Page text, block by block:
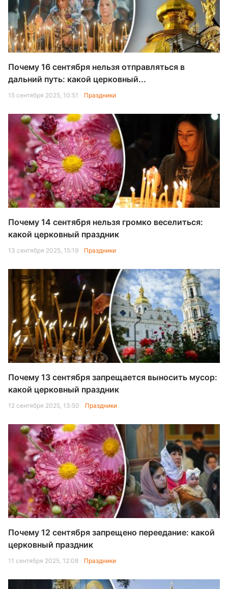
Почему 16 сентября нельзя отправляться в
дальний путь: какой церковный...
15 сентября 2025, 10:51 Праздники
Почему 14 сентября нельзя громко веселиться:
какой церковный праздник
13 сентября 2025, 15:19 Праздники
Почему 13 сентября запрещается выносить мусор:
какой церковный праздник
12 сентября 2025, 13:50 Праздники
Почему 12 сентября запрещено переедание: какой
церковный праздник
11 сентября 2025, 12:08 Праздники